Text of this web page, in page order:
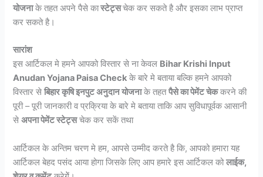
योजनाके तहत अपने पैसे कास्टेट्सचेक कर सकते है और इसका लाभ प्राप्त
कर सकते है।
सारांश
इस आर्टिकल मे हमने आपको विस्तार से ना केवल Bihar Krishi Input
Anudan Yojana Paisa Check के बारे मे बताया बल्कि हमने आपको
विस्तार सेबिहार कृषि इनपुट अनुदान योजनाके तहतपैसे का पेमेंट चेककरने की
पूरी – पूरी जानकारी व प्रक्रिया के बारे मे बताया ताकि आप सुविधापूर्वक आसानी
सेअपना पेमेंट स्टेट्सचेक कर सकें तथा
आर्टिकल के अन्तिम चरण मे हम, आपसे उम्मीद करते है कि, आपको हमारा यह
आर्टिकल बेहद पसंद आया होगा जिसके लिए आप हमारे इस आर्टिकल कोलाईक,